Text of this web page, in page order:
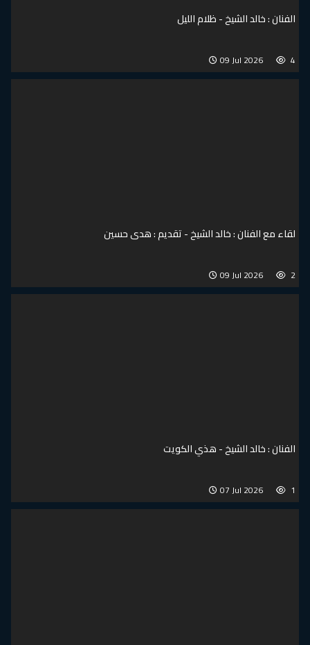
الفنان : خالد الشيخ - ظلام الليل
09 Jul 2026
لقاء مع الفنان : خالد الشيخ - تقديم : هدى حسين
09 Jul 2026
الفنان : خالد الشيخ - هذي الكويت
07 Jul 2026